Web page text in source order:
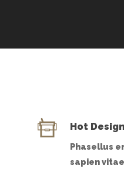
Hot Design
Phasellus
sapien